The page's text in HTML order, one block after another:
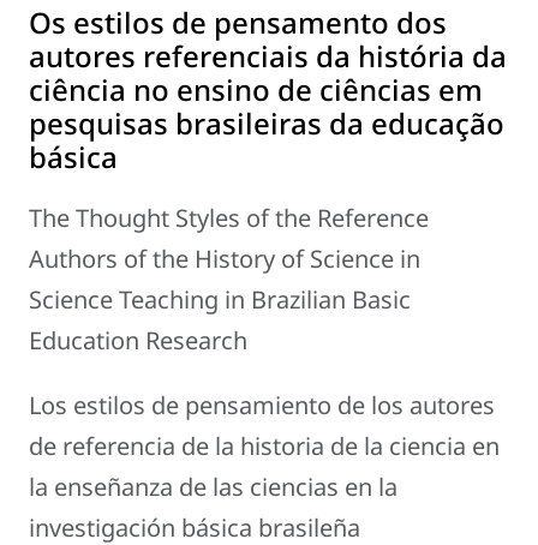
Os estilos de pensamento dos
autores referenciais da história da
ciência no ensino de ciências em
pesquisas brasileiras da educação
básica
The Thought Styles of the Reference
Authors of the History of Science in
Science Teaching in Brazilian Basic
Education Research
Los estilos de pensamiento de los autores
de referencia de la historia de la ciencia en
la enseñanza de las ciencias en la
investigación básica brasileña